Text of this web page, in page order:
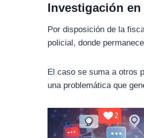
Investigación
Por disposición de la
policial, donde
El caso se suma a otros
una problemática que